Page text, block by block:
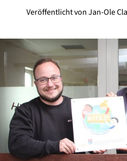
Veröffentlicht von Jan-Ole